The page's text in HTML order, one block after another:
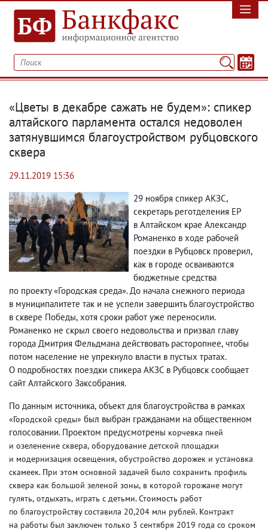
«Цветы в декабре сажать не будем»: спикер
алтайского парламента остался недоволен
затянувшимся благоустройством рубцовского
сквера
29.11.2019 15:36
29 ноября спикер АКЗС,
секретарь реготделения ЕР
в Алтайском крае Александр
Романенко в ходе рабочей
поездки в Рубцовск проверил,
как в городе осваиваются
бюджетные средства
по проекту «Городская среда». До начала снежного периода
в муниципалитете так и не успели завершить благоустройство
в сквере Победы, хотя сроки работ уже переносили.
Романенко не скрыл своего недовольства и призвал главу
города Дмитрия Фельдмана действовать расторопнее, чтобы
потом население не упрекнуло власти в пустых тратах.
О подробностях поездки спикера АКЗС в Рубцовск сообщает
сайт Алтайского Заксобрания.
По данным источника, объект для благоустройства в рамках
«Городской среды» был выбран гражданами на общественном
голосовании. Проектом предусмотрены корчевка пней
и озеленение сквера, оборудование детской площадки
и модернизация освещения, обустройство дорожек и установка
скамеек. При этом основной задачей было сохранить профиль
сквера как большой зеленой зоны, в которой горожане могут
гулять, отдыхать, играть с детьми. Стоимость работ
по благоустройству составила 20,204 млн рублей. Контракт
на работы был заключен только 3 сентября 2019 года со сроком